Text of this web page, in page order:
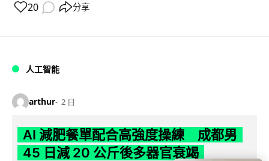
20 分享
人工智能
arthur 2 日
AI 減肥餐單配合高強度操練 成都男
45 日減 20 公斤後多器官衰竭